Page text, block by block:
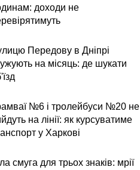
доходи не
Передову в Дніпрі
на місяць: де шукати
№6 і тролейбуси №20 не
на лінії: як курсуватиме
у Харкові
смуга для трьох знаків: мрії